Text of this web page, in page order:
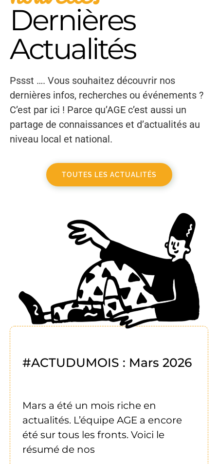
Dernières
Actualités
Pssst …. Vous souhaitez découvrir nos
dernières infos, recherches ou événements ?
C’est par ici ! Parce qu’AGE c’est aussi un
partage de connaissances et d’actualités au
niveau local et national.
TOUTES LES ACTUALITÉS
#ACTUDUMOIS : Mars 2026
Mars a été un mois riche en
actualités. L’équipe AGE a encore
été sur tous les fronts. Voici le
résumé de nos